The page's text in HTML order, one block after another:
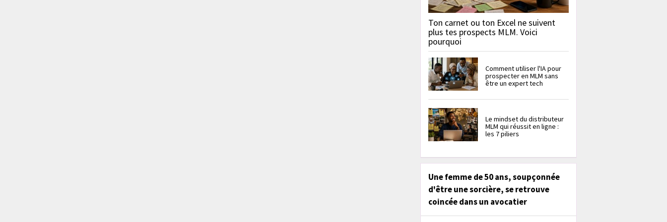
Ton carnet ou ton Excel ne suivent
plus tes prospects MLM. Voici
pourquoi
Comment utiliser l'IA pour
prospecter en MLM sans
être un expert tech
Le mindset du distributeur
MLM qui réussit en ligne :
les 7 piliers
Une femme de 50 ans, soupçonnée
d'être une sorcière, se retrouve
coincée dans un avocatier